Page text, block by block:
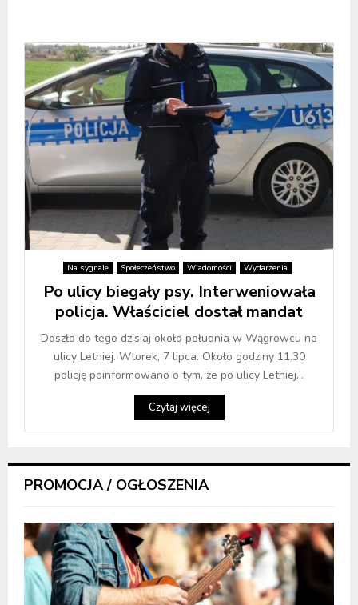
Na sygnale Społeczeństwo Wiadomości Wydarzenia
Po ulicy biegały psy. Interweniowała
policja. Właściciel dostał mandat
Doszło do tego dzisiaj około południa w Wągrowcu na
ulicy Letniej. Wtorek, 7 lipca. Około godziny 11.30
policję poinformowano o tym, że po ulicy Letniej...
Czytaj więcej
PROMOCJA / OGŁOSZENIA